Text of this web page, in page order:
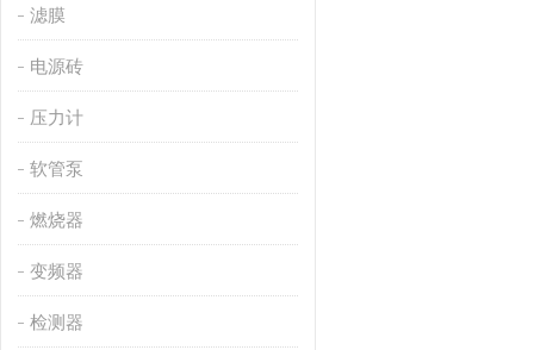
滤膜
电源砖
压力计
软管泵
燃烧器
变频器
检测器